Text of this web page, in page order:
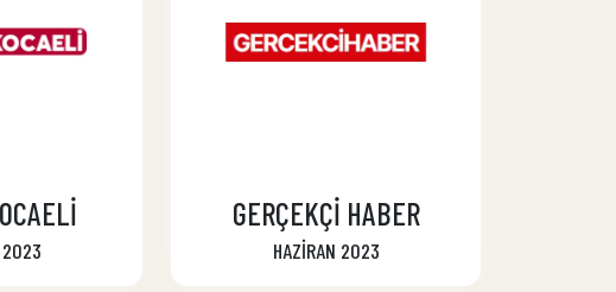
2023
GERÇEKÇİ HABER
HAZİRAN 2023